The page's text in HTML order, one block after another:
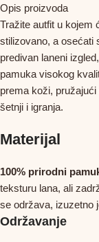
Opis proizvoda
Tražite autfit u kojem
stilizovano, a osećati
predivan laneni
pamuka visokog
prema koži,
šetnji i igranja.
Materijal
100% prirodni
teksturu lana, ali
se održava, izuzetno
Održavanje